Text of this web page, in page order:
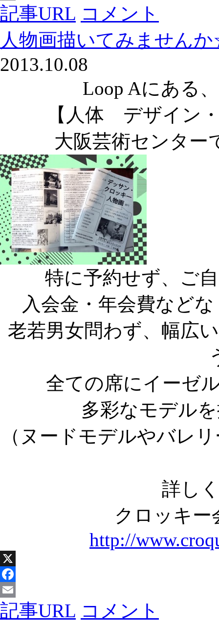
Email
記事URL コメント
人物画描いてみません
2013.10.08
Loop Aにある
【人体 デザイン
大阪芸術センター
特に予約せず、ご
入会金・年会費など
老若男女問わず、幅広
全ての席にイーゼ
多彩なモデル
（ヌードモデルやバレ
詳し
クロッキ
http://
X
Facebook
Email
記事URL コメント